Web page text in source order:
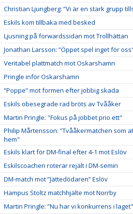
Christian Ljungberg: ”Vi är en stark grupp
Eskils kom tillbaka med besked
Ljusning på forwardssidan mot Trollhättan
Jonathan Larsson: ”Öppet spel inget för
Veritabel plattmatch mot Oskarshamn
Pringle inför Oskarshamn
”Poppe” mot formen efter jobbig skada
Eskils obesegrade rad bröts av Tvååker
Martin Pringle: "Fokus på jobbet prio ett"
Philip Mårtensson: ”Tvååkermatchen som
hem"
Eskils klart för DM-final efter 4-1 mot Eslöv
Eskilscoachen roterar rejält i DM-semin
DM-match mot ”Jättedödaren” Eslöv
Hampus Stoltz matchhjälte mot Norrby
Martin Pringle: ”Nu har vi konkurrens i laget"